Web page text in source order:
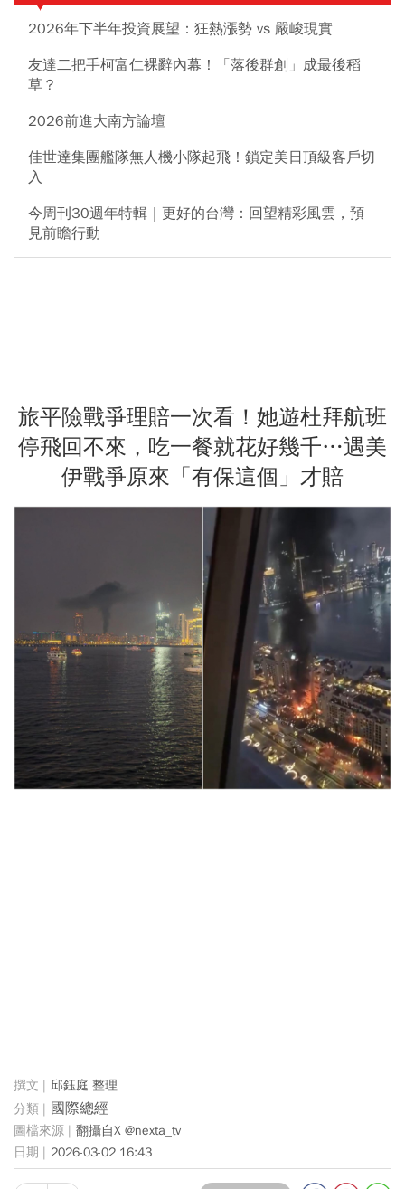
2026年下半年投資展望：狂熱漲勢 vs 嚴峻現實
友達二把手柯富仁裸辭內幕！「落後群創」成最後稻
草？
2026前進大南方論壇
佳世達集團艦隊無人機小隊起飛！鎖定美日頂級客戶切
入
今周刊30週年特輯｜更好的台灣：回望精彩風雲，預
見前瞻行動
旅平險戰爭理賠一次看！她遊杜拜航班
停飛回不來，吃一餐就花好幾千…遇美
伊戰爭原來「有保這個」才賠
邱鈺庭 整理
國際總經
翻攝自X @nexta_tv
2026-03-02 16:43